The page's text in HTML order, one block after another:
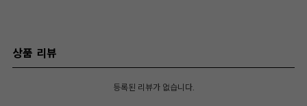
상품 리뷰
등록된 리뷰가 없습니다.